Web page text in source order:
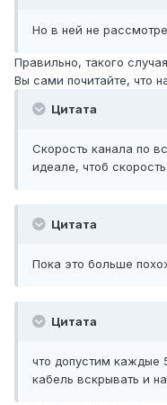
Но в ней не
Правильно, такого
Вы сами почитайте, что
Цитата
Скорость канала по
идеале, чтоб
Цитата
Пока это больше
Цитата
что допустим каждые
кабель вскрывать и